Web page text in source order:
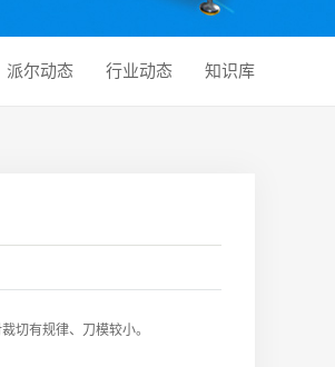
派尔动态 行业动态 知识库
切有规律、刀模较小。